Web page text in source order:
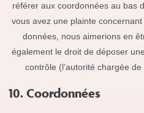
référer aux coordonnées au bas
vous avez une plainte
données, nous aimerions en
également le droit de déposer
contrôle (l’autorité chargée
10. Coordonnées